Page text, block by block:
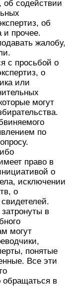
об содействии
об
и прочее.
жалобу,
с просьбой о
о
или
могут
по
право в
о
исключении
о
в
могут
понятые
Все эти
обращаться в